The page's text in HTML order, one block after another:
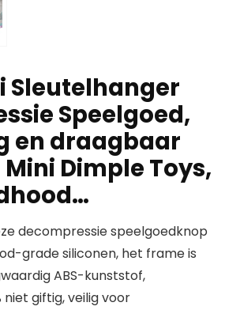
Sleutelhanger
Speelgoed,
en draagbaar
Dimple Toys,
decompressie speelgoedknop
grade siliconen, het frame is
ABS-kunststof,
niet giftig, veilig voor